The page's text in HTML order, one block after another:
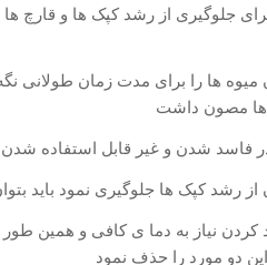
جلوگیری از رشد کپک ها و قارچ
میوه ها را برای مدت زمان طولانی
ها مصون داشت
فاسد شدن و غیر قابل استفاده
از رشد کپک ها جلوگیری نمود باید
نیاز به دما ی کافی و همین
این دو مورد را حذف نمود